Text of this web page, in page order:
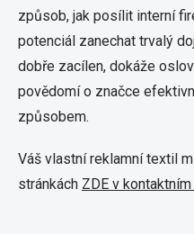
způsob, jak posílit interní
potenciál zanechat trvalý
dobře zacílen, dokáže
povědomí o značce
způsobem.
Váš vlastní reklamní textil
stránkách ZDE v